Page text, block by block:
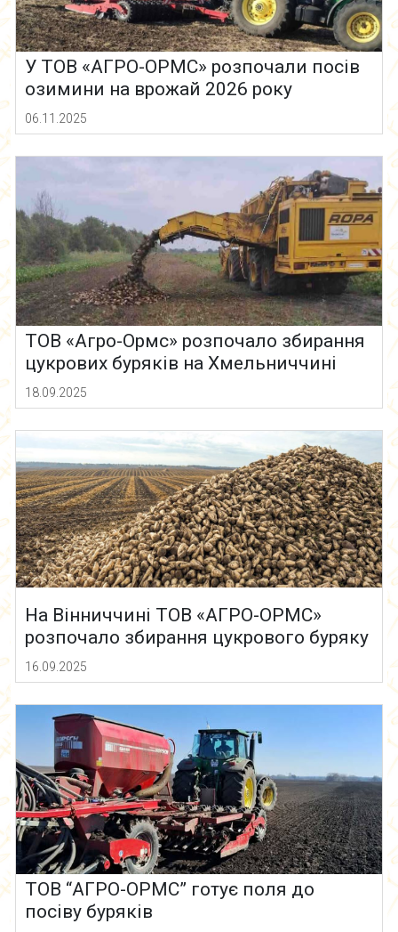
У ТОВ «АГРО-ОРМС» розпочали посів
озимини на врожай 2026 року
06.11.2025
ТОВ «Агро-Ормс» розпочало збирання
цукрових буряків на Хмельниччині
18.09.2025
На Вінниччині ТОВ «АГРО-ОРМС»
розпочало збирання цукрового буряку
16.09.2025
ТОВ “АГРО-ОРМС” готує поля до
посіву буряків